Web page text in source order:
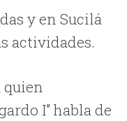
y en Sucilá
actividades.
quien
I” habla de